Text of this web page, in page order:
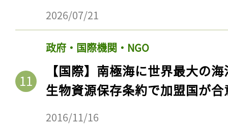
2026/07/21
政府・国際機関・NGO
【国際】南極海に世界最大の
生物資源保存条約で加盟国が合
2016/11/16